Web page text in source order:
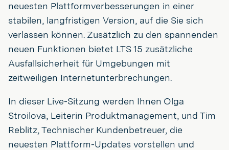
neuesten Plattformverbesserungen in einer
stabilen, langfristigen Version, auf die Sie sich
verlassen können. Zusätzlich zu den spannenden
neuen Funktionen bietet LTS 15 zusätzliche
Ausfallsicherheit für Umgebungen mit
zeitweiligen Internetunterbrechungen.
In dieser Live-Sitzung werden Ihnen Olga
Stroilova, Leiterin Produktmanagement, und Tim
Reblitz, Technischer Kundenbetreuer, die
neuesten Plattform-Updates vorstellen und